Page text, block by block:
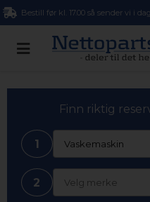
Bestill før kl. 17.00 så sender vi i
Finn riktig
1 Vaskemaskin
2 Velg merke